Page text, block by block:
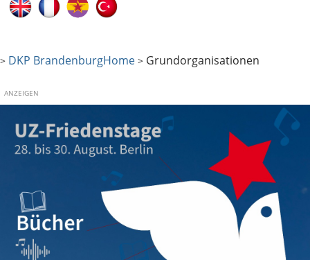
> DKP BrandenburgHome > Grundorganisationen
ANZEIGEN